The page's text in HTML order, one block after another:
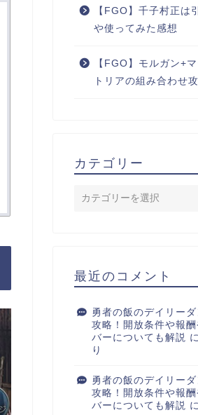
【FGO】千子村正は
や使ってみた感想
【FGO】モルガン+
トリアの組み合わせ
カテゴリー
最近のコメント
勇者の飯のデイリー
攻略！開放条件や報
バーについても解説 に
り
勇者の飯のデイリー
攻略！開放条件や報
バーについても解説 に